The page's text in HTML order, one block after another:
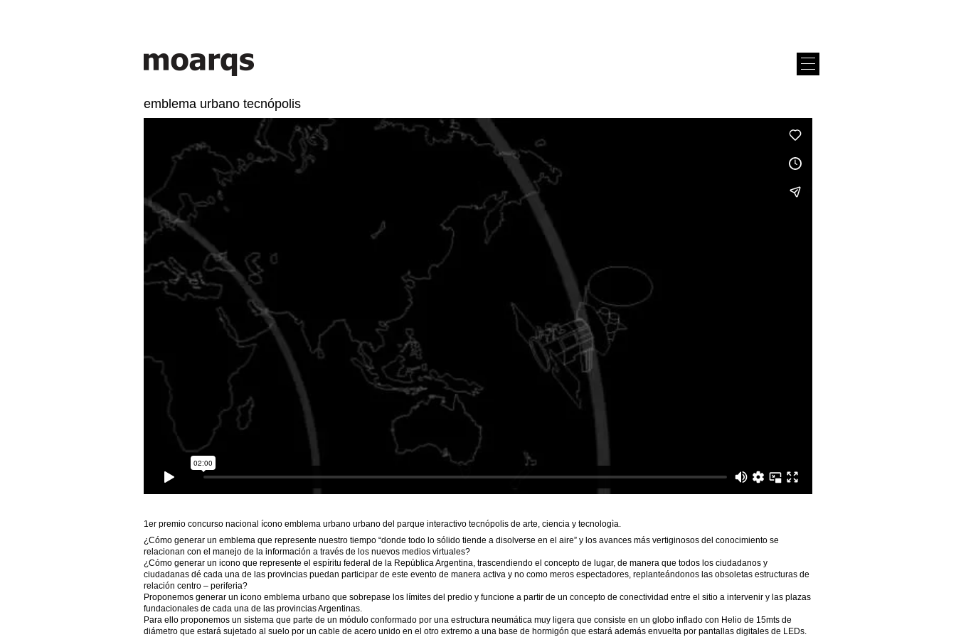
emblema urbano tecnópolis
1er premio concurso nacional ícono emblema urbano urbano del parque interactivo tecnópolis de arte, ciencia y tecnologìa.
¿Cómo generar un emblema que represente nuestro tiempo “donde todo lo sólido tiende a disolverse en el aire” y los avances más vertiginosos del conocimiento se
relacionan con el manejo de la información a través de los nuevos medios virtuales?
¿Cómo generar un icono que represente el espíritu federal de la República Argentina, trascendiendo el concepto de lugar, de manera que todos los ciudadanos y
ciudadanas dé cada una de las provincias puedan participar de este evento de manera activa y no como meros espectadores, replanteándonos las obsoletas estructuras de
relación centro – periferia?
Proponemos generar un icono emblema urbano que sobrepase los límites del predio y funcione a partir de un concepto de conectividad entre el sitio a intervenir y las plazas
fundacionales de cada una de las provincias Argentinas.
Para ello proponemos un sistema que parte de un módulo conformado por una estructura neumática muy ligera que consiste en un globo inflado con Helio de 15mts de
diámetro que estará sujetado al suelo por un cable de acero unido en el otro extremo a una base de hormigón que estará además envuelta por pantallas digitales de LEDs.